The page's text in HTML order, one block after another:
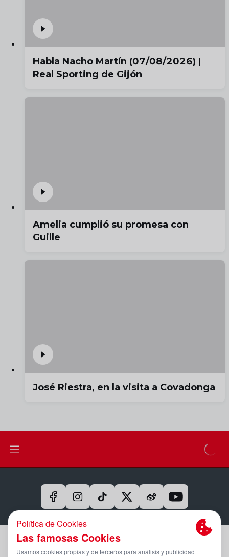
Habla Nacho Martín (07/08/2026) |
Real Sporting de Gijón
Amelia cumplió su promesa con
Guille
José Riestra, en la visita a Covadonga